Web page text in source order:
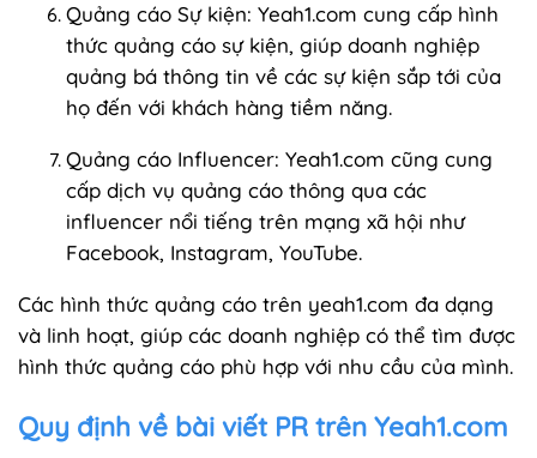
Quảng cáo Sự kiện: Yeah1.com cung cấp hình
thức quảng cáo sự kiện, giúp doanh nghiệp
quảng bá thông tin về các sự kiện sắp tới của
họ đến với khách hàng tiềm năng.
Quảng cáo Influencer: Yeah1.com cũng cung
cấp dịch vụ quảng cáo thông qua các
influencer nổi tiếng trên mạng xã hội như
Facebook, Instagram, YouTube.
Các hình thức quảng cáo trên yeah1.com đa dạng
và linh hoạt, giúp các doanh nghiệp có thể tìm được
hình thức quảng cáo phù hợp với nhu cầu của mình.
Quy định về bài viết PR trên Yeah1.com